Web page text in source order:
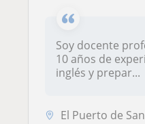
Soy docente
10 años de
inglés y prepar...
El Puerto de